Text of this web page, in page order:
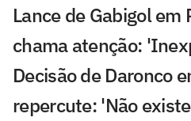
Lance de Gabigol em
chama atenção:
Decisão de Daronco
repercute: 'Não